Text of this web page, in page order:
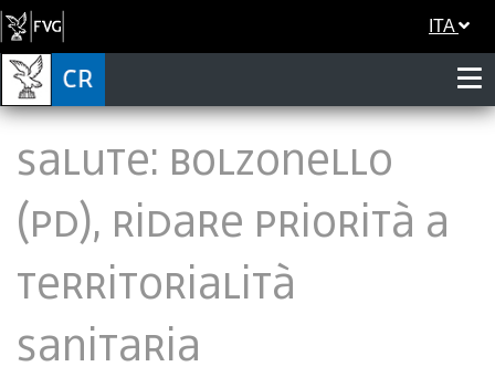
ITA
Salute: Bolzonello
(Pd), ridare priorità a
territorialità
sanitaria